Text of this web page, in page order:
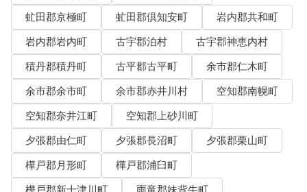
虻田郡京極町
虻田郡倶知安町
岩内郡共和町
岩内郡岩内町
古宇郡泊村
古宇郡神恵内村
積丹郡積丹町
古平郡古平町
余市郡仁木町
余市郡余市町
余市郡赤井川村
空知郡南幌町
空知郡奈井江町
空知郡上砂川町
夕張郡由仁町
夕張郡長沼町
夕張郡栗山町
樺戸郡月形町
樺戸郡浦臼町